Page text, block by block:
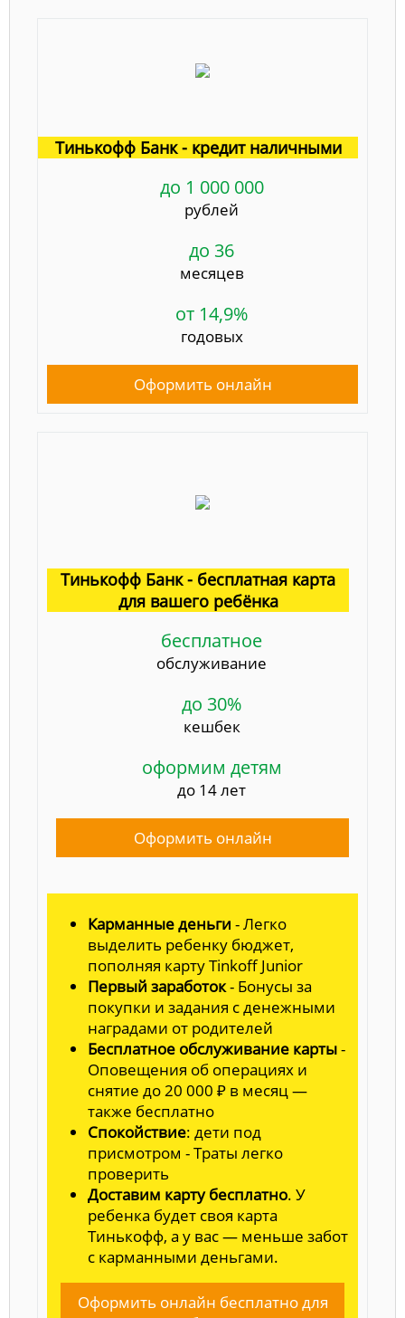
Тинькофф Банк - кредит наличными
до 1 000 000
рублей
до 36
месяцев
от 14,9%
годовых
Оформить онлайн
Тинькофф Банк - бесплатная карта
для вашего ребёнка
бесплатное
обслуживание
до 30%
кешбек
оформим детям
до 14 лет
Оформить онлайн
Карманные деньги - Легко
выделить ребенку бюджет,
пополняя карту Tinkoff Junior
Первый заработок- Бонусы за
покупки и задания с денежными
наградами от родителей
Бесплатное обслуживание карты-
Оповещения об операциях и
снятие до 20 000 ₽ в месяц —
также бесплатно
Спокойствие: дети под
присмотром - Траты легко
проверить
Доставим карту бесплатно. У
ребенка будет своя карта
Тинькофф, а у вас — меньше забот
с карманными деньгами.
Оформить онлайн бесплатно для